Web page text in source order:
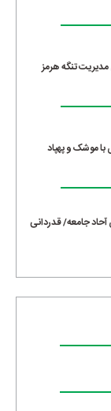
تنگه هرمز
موشک و پهپاد
جامعه/ قدردانی